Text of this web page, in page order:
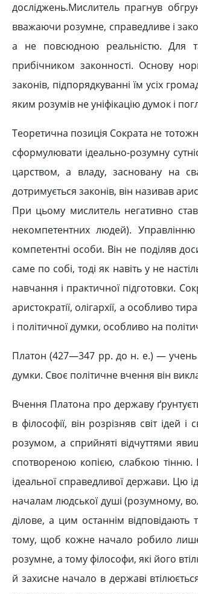
досліджень.Мислитель прагнув
вважаючи розумне, справедливе і
а не повсюдною реальністю. Для
прибічником законності. Основу
законів, підпорядкуванні їм усіх
яким розумів не уніфікацію думок і
Теоретична позиція Сократа не
сформулювати ідеально-розумну
царством, а владу, засновану на
дотримується законів, він називав
При цьому мислитель негативно
некомпетентних людей).
компетентні особи. Він не поділяв
саме по собі, тоді як навіть у не
навчання і практичної підготовки.
аристократії, олігархії, а особливо
і політичної думки, особливо на
Платон (427—347 рр. до н. е.) — учень
думки. Своє політичне вчення він
Вчення Платона про державу
в філософії, він розрізняв світ ідей
розумом, а сприйняті відчуттями
спотвореною копією, слабкою
ідеальної справедливої держави. Цю
началам людської душі (розумному,
ділове, а цим останнім відповідають
тому, щоб кожне начало робило лише
розумне, а тому філософи, які його
й захисне начало в державі